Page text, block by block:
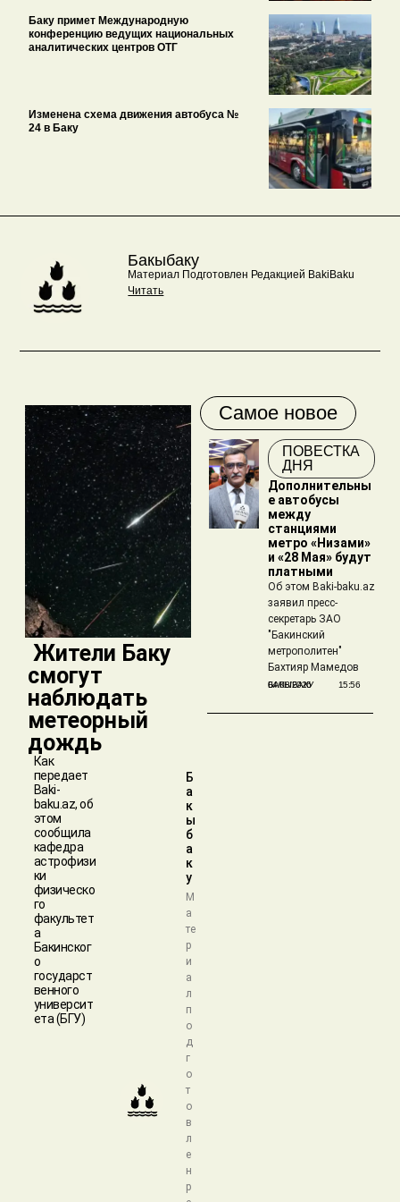
Баку примет Международную
конференцию ведущих национальных
аналитических центров ОТГ
Изменена схема движения автобуса №
24 в Баку
Бакыбаку
Материал Подготовлен Редакцией BakiBaku
Читать
​ Жители Баку
смогут
наблюдать
метеорный
дождь
Как
передает
Baki-
baku.az, об
этом
сообщила
кафедра
астрофизи
ки
физическо
го
факультет
а
Бакинског
о
государст
венного
университ
ета (БГУ)
Б
а
к
ы
б
а
к
у
М
а
те
р
и
а
л
п
о
д
г
о
т
о
в
л
е
н
р
Самое новое
ПОВЕСТКА
ДНЯ
Дополнительны
е автобусы
между
станциями
метро «Низами»
и «28 Мая» будут
платными
Об этом Baki-baku.az
заявил пресс-
секретарь ЗАО
"Бакинский
метрополитен"
Бахтияр Мамедов
БАКЫБАКУ
04/08/2026 15:56